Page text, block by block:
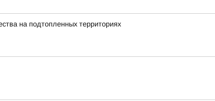
на подтопленных территориях